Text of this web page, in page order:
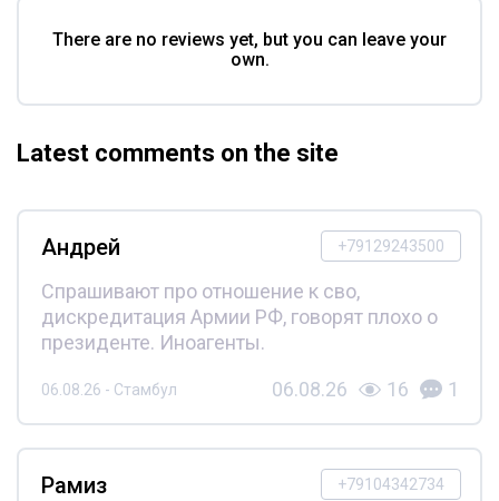
There are no reviews yet, but you can leave your
own.
Latest comments on the site
+79129243500
Андрей
Спрашивают про отношение к сво,
дискредитация Армии РФ, говорят плохо о
президенте. Иноагенты.
06.08.26 - Стамбул 06.08.26 16 1
+79104342734
Рамиз